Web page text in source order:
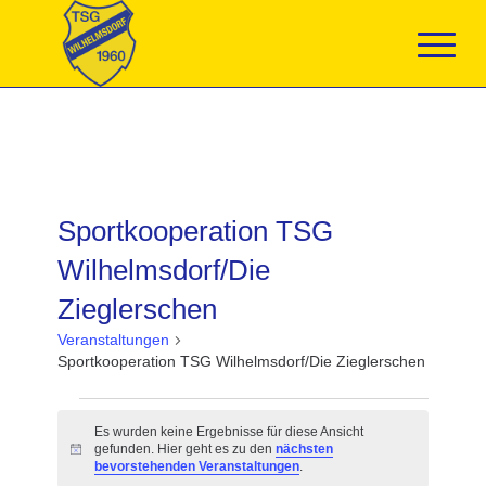
Sportkooperation TSG
Wilhelmsdorf/Die
Zieglerschen
Veranstaltungen
Sportkooperation TSG Wilhelmsdorf/Die Zieglerschen
Hinweis
Es wurden keine Ergebnisse für diese Ansicht
gefunden. Hier geht es zu den nächsten
bevorstehenden Veranstaltungen.